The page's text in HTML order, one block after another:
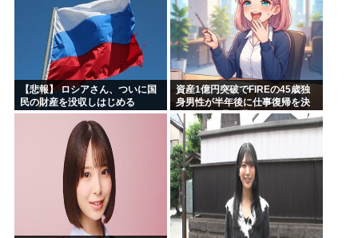
【悲報】 ロシアさん、ついに国
民の財産を没収しはじめる
資産1億円突破でFIREの45歳独
身男性が半年後に仕事復帰を決
意した「1通の通知」